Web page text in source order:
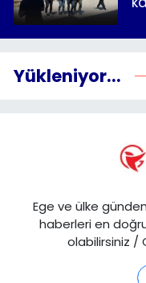
Yükleniyor...
Ege ve ülke
haberleri en
olabilirsiniz /